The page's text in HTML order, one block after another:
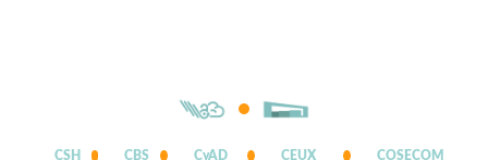
CSH CBS CyAD CEUX COSECOM